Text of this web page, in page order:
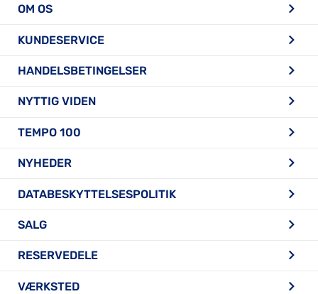
OM OS
KUNDESERVICE
HANDELSBETINGELSER
NYTTIG VIDEN
TEMPO 100
NYHEDER
DATABESKYTTELSESPOLITIK
SALG
RESERVEDELE
VÆRKSTED